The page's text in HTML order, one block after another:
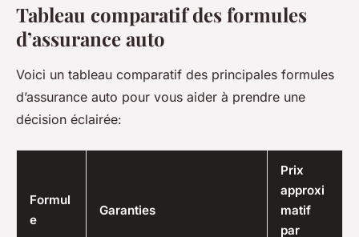
Tableau comparatif des formules
d’assurance auto
Voici un tableau comparatif des principales formules
d’assurance auto pour vous aider à prendre une
décision éclairée:
Formul
e
Garanties
Prix
approxi
matif
par